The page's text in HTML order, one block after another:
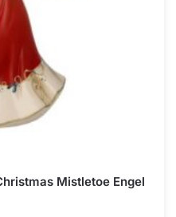
Mistletoe Engel